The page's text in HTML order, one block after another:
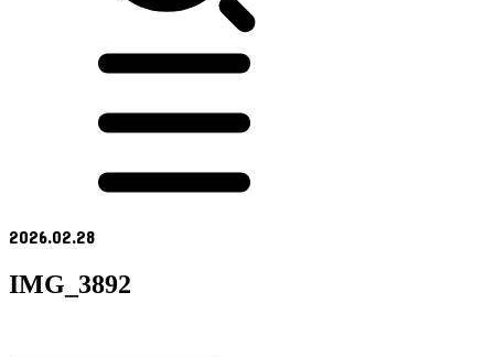
2026.02.28
IMG_3892